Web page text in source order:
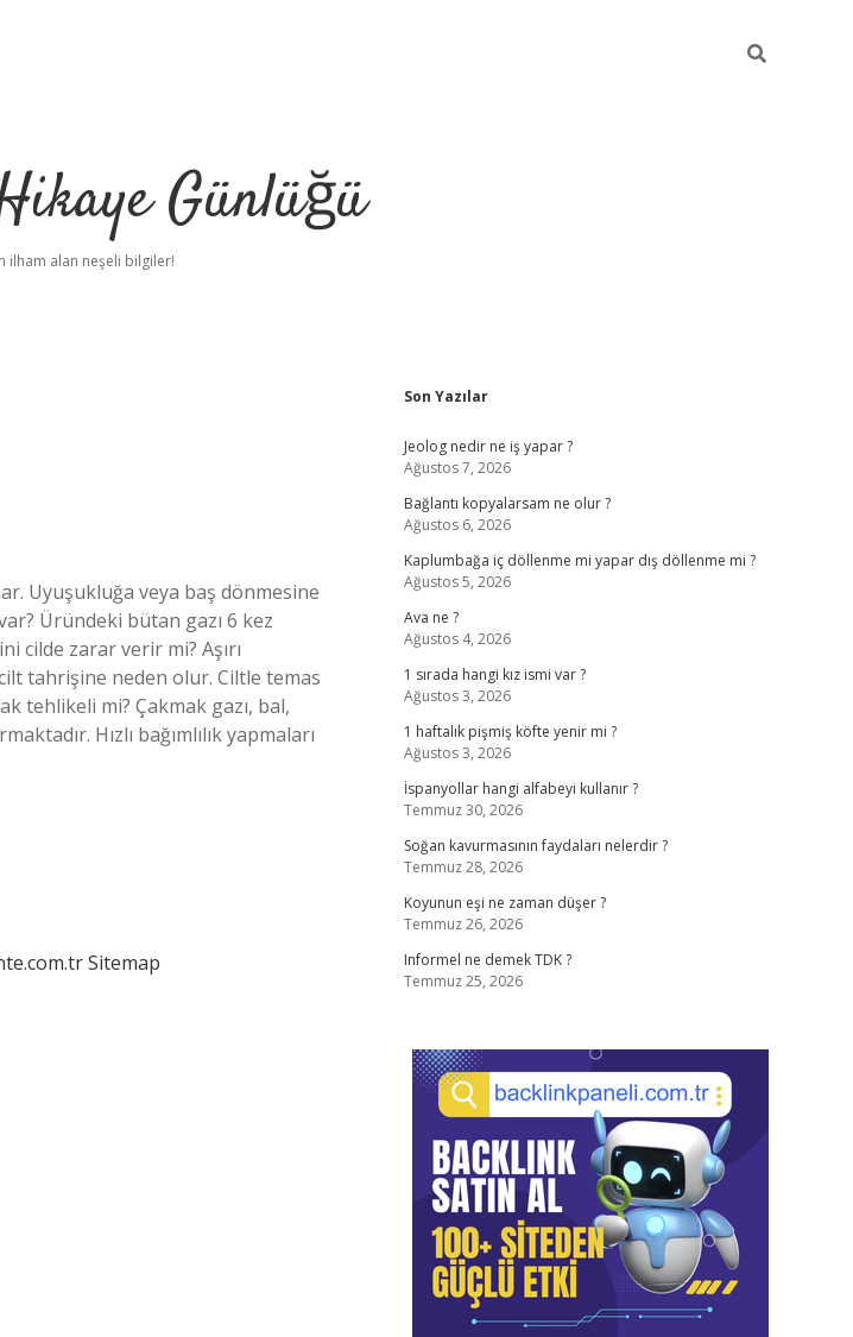
Günlüğü
ilham alan neşeli bilgiler!
Uyuşukluğa veya baş dönmesine
Üründeki bütan gazı 6 kez
cilde zarar verir mi? Aşırı
tahrişine neden olur. Ciltle temas
tehlikeli mi? Çakmak gazı, bal,
Hızlı bağımlılık yapmaları
Sitemap
Sidebar
Son Yazılar
Jeolog nedir ne iş yapar ?
Ağustos 7, 2026
Bağlantı kopyalarsam ne olur ?
Ağustos 6, 2026
Kaplumbağa iç döllenme mi yapar dış döllenme mi ?
Ağustos 5, 2026
Ava ne ?
Ağustos 4, 2026
1 sırada hangi kız ismi var ?
Ağustos 3, 2026
1 haftalık pişmiş köfte yenir mi ?
Ağustos 3, 2026
İspanyollar hangi alfabeyi kullanır ?
Temmuz 30, 2026
Soğan kavurmasının faydaları nelerdir ?
Temmuz 28, 2026
Koyunun eşi ne zaman düşer ?
Temmuz 26, 2026
Informel ne demek TDK ?
Temmuz 25, 2026